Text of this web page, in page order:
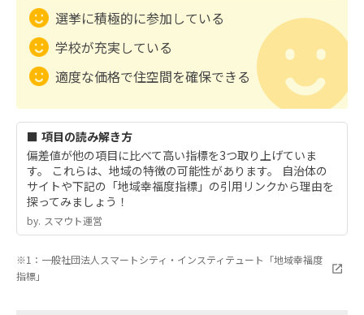
選挙に積極的に参加している
学校が充実している
適度な価格で住空間を確保できる
■ 項目の読み解き方
偏差値が他の項目に比べて高い指標を3つ取り上げていま
す。 これらは、地域の特徴の可能性があります。 自治体の
サイトや下記の「地域幸福度指標」の引用リンクから理由を
探ってみましょう！
by.︎ スマウト運営
※1：一般社団法人スマートシティ・インスティテュート「地域幸福度
指標」